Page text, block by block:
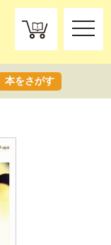
toggle
本をさがす